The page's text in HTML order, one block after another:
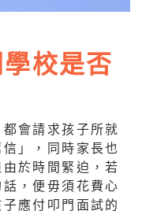
校是否
會請求孩子所就
」，同時家長也
於時間緊迫，若
，便毋須花費心
應付叩門面試的